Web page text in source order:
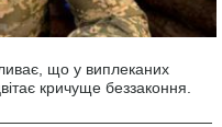
що у виплеканих
кричуще беззаконня.